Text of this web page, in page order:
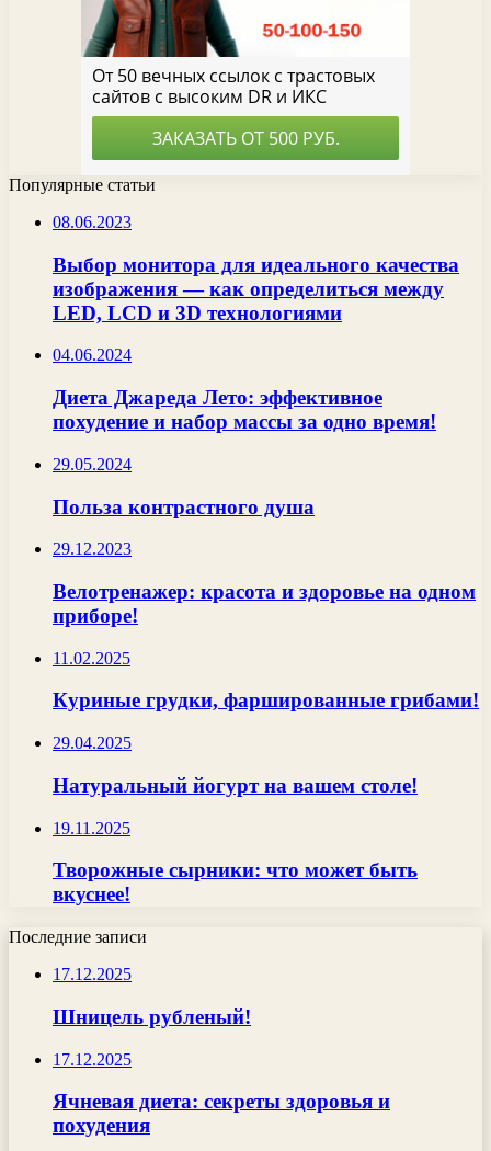
Популярные статьи
08.06.2023
Выбор монитора для идеального качества
изображения — как определиться между
LED, LCD и 3D технологиями
04.06.2024
Диета Джареда Лето: эффективное
похудение и набор массы за одно время!
29.05.2024
Польза контрастного душа
29.12.2023
Велотренажер: красота и здоровье на одном
приборе!
11.02.2025
Куриные грудки, фаршированные грибами!
29.04.2025
Натуральный йогурт на вашем столе!
19.11.2025
Творожные сырники: что может быть
вкуснее!
Последние записи
17.12.2025
Шницель рубленый!
17.12.2025
Ячневая диета: секреты здоровья и
похудения